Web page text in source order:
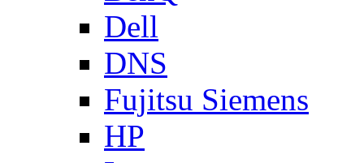
Dell
DNS
Fujitsu Siemens
HP